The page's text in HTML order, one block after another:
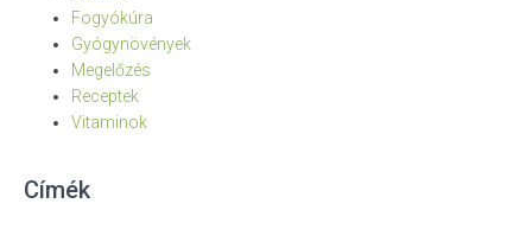
Fogyókúra
Gyógynövények
Megelőzés
Receptek
Vitaminok
Címék